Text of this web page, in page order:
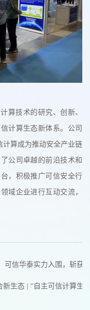
算技术的研究、创新、
计算生态新体系。公司
计算成为推动安全产业链
公司卓越的前沿技术和
，积极推广可信安全行
域企业进行互动交流，
可信华泰实力入围，斩获
新生态 | “自主可信计算生